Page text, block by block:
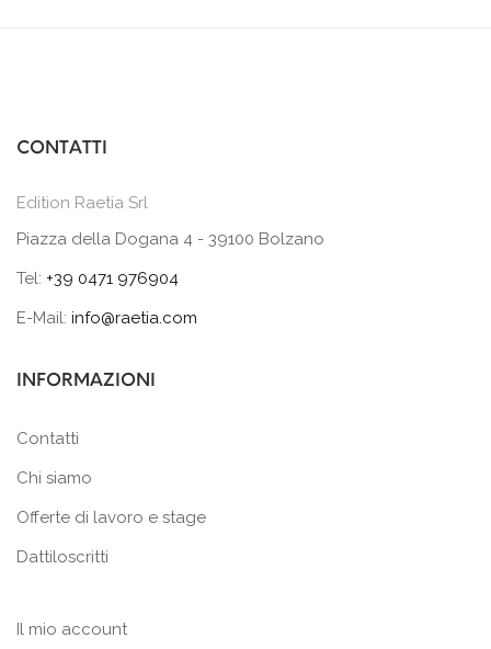
CONTATTI
Edition Raetia Srl
Piazza della Dogana 4 - 39100 Bolzano
Tel: +39 0471 976904
E-Mail: info@raetia.com
INFORMAZIONI
Contatti
Chi siamo
Offerte di lavoro e stage
Dattiloscritti
Il mio account